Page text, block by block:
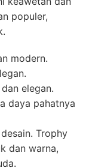
populer,
modern.
elegan.
daya pahatnya
Trophy
dan warna,